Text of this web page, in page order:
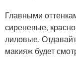
Главными
сиреневые,
лиловые.
макияж будет